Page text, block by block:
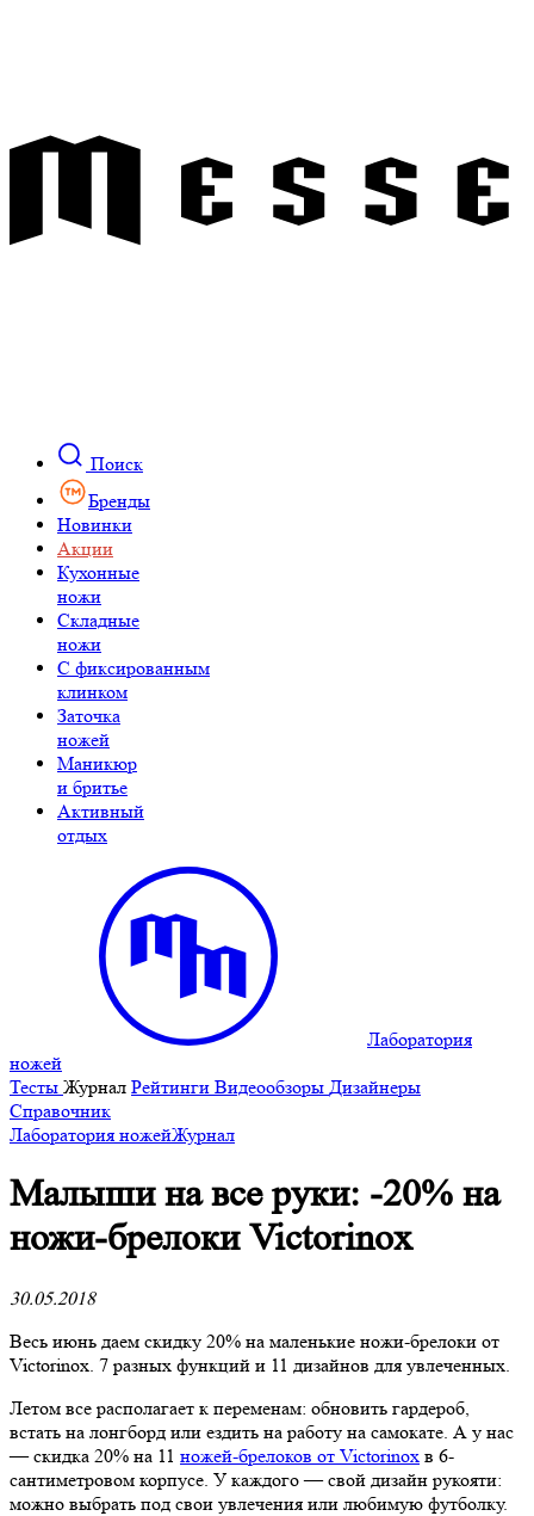
Поиск
Бренды
Новинки
Акции
Кухонные
ножи
Складные
ножи
C фиксированным
клинком
Заточка
ножей
Маникюр
и бритье
Активный
отдых
Лаборатория
ножей
Тесты Журнал Рейтинги Видеообзоры Дизайнеры
Справочник
Лаборатория ножейЖурнал
Малыши на все руки: -20% на
ножи-брелоки Victorinox
30.05.2018
Весь июнь даем скидку 20% на маленькие ножи-брелоки от
Victorinox. 7 разных функций и 11 дизайнов для увлеченных.
Летом все располагает к переменам: обновить гардероб,
встать на лонгборд или ездить на работу на самокате. А у нас
— скидка 20% на 11 ножей-брелоков от Victorinox в 6-
сантиметровом корпусе. У каждого — свой дизайн рукояти:
можно выбрать под свои увлечения или любимую футболку.